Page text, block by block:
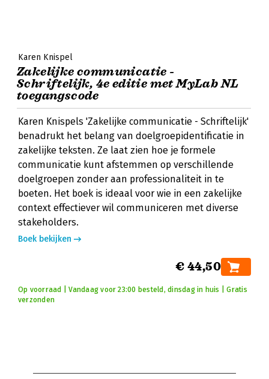
Karen Knispel
Zakelijke communicatie -
Schriftelijk, 4e editie met MyLab NL
toegangscode
Karen Knispels 'Zakelijke communicatie - Schriftelijk'
benadrukt het belang van doelgroepidentificatie in
zakelijke teksten. Ze laat zien hoe je formele
communicatie kunt afstemmen op verschillende
doelgroepen zonder aan professionaliteit in te
boeten. Het boek is ideaal voor wie in een zakelijke
context effectiever wil communiceren met diverse
stakeholders.
Boek bekijken
€ 44,50
Op voorraad | Vandaag voor 23:00 besteld, dinsdag in huis | Gratis
verzonden